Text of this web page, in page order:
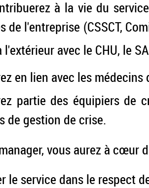
à la vie du
de l'entreprise (CSSCT,
avec le CHU, le
en lien avec les
partie des équipiers de
de gestion de crise.
vous aurez à cœur
le service dans le respect